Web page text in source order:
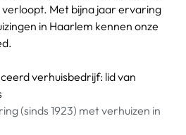
Met bijna jaar ervaring
in Haarlem kennen onze
verhuisbedrijf: lid van
(sinds 1923) met verhuizen in